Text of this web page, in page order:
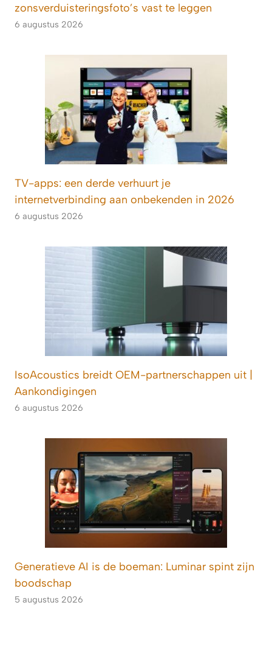
zonsverduisteringsfoto’s vast te leggen
6 augustus 2026
TV-apps: een derde verhuurt je
internetverbinding aan onbekenden in 2026
6 augustus 2026
IsoAcoustics breidt OEM-partnerschappen uit |
Aankondigingen
6 augustus 2026
Generatieve AI is de boeman: Luminar spint zijn
boodschap
5 augustus 2026